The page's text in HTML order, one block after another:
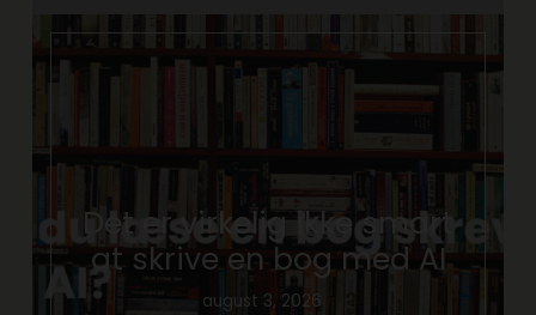
Det er virkelig ikke smart
at skrive en bog med AI
august 3, 2026